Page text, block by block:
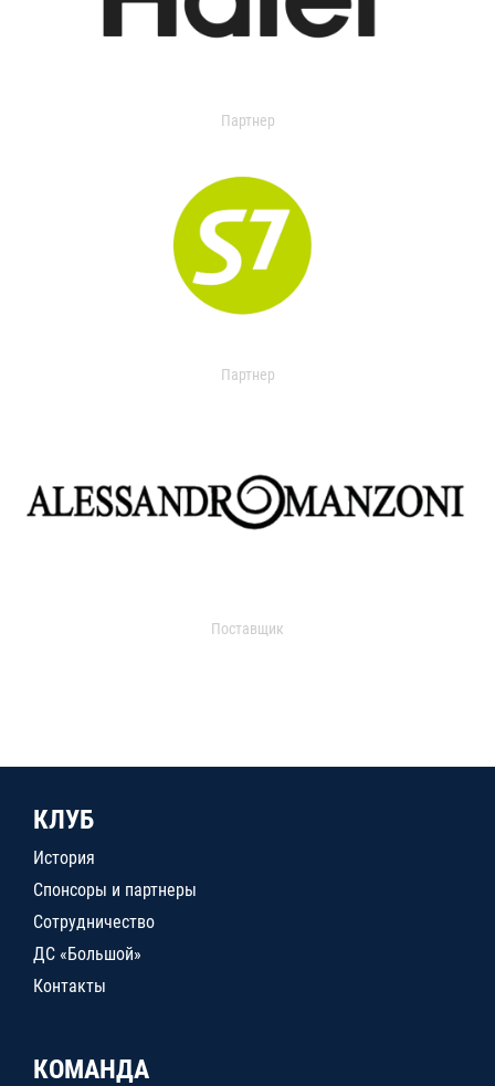
Партнер
Партнер
Поставщик
КЛУБ
История
Спонсоры и партнеры
Сотрудничество
ДС «Большой»
Контакты
КОМАНДА